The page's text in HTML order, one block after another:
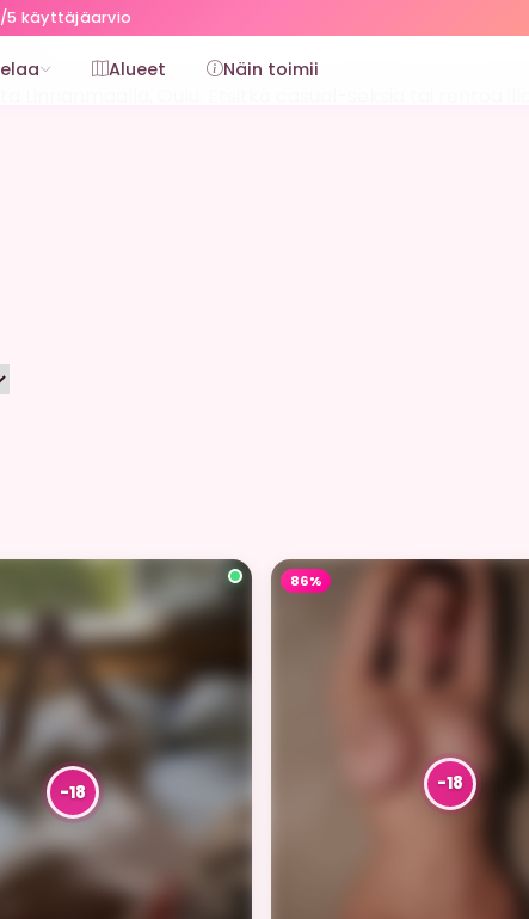
5 käyttäjäarvio
Alueet Näin toimii
Linnanmaalla, Oulu. Etsitkö casual-seksia tai rentoa
86%